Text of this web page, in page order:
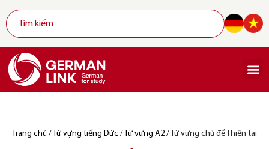
Trang chủ / Từ vựng tiếng Đức / Từ vựng A2 / Từ vựng chủ đề Thiên tai